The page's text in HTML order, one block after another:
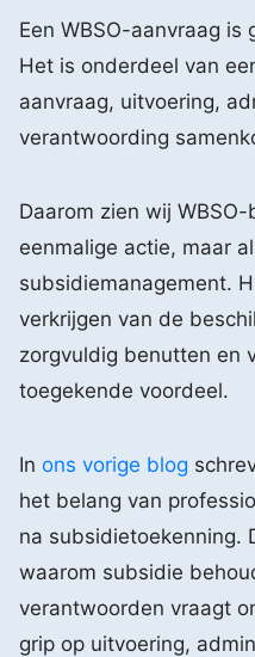
Een WBSO-aanvraag
Het is onderdeel van
aanvraag, uitvoering,
verantwoording
Daarom zien wij
eenmalige actie, maar
subsidiemanagement.
verkrijgen van de
zorgvuldig benutten en
toegekende voordeel.
In ons vorige blog
het belang van
na subsidietoekenning.
waarom subsidie
verantwoorden vraagt
grip op uitvoering,